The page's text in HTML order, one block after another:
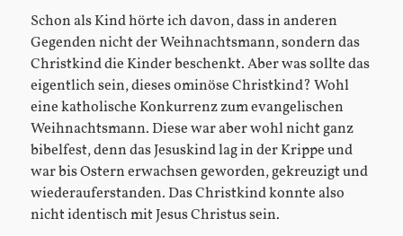
Schon als Kind hörte ich davon, dass in anderen
Gegenden nicht der Weihnachtsmann, sondern das
Christkind die Kinder beschenkt. Aber was sollte das
eigentlich sein, dieses ominöse Christkind? Wohl
eine katholische Konkurrenz zum evangelischen
Weihnachtsmann. Diese war aber wohl nicht ganz
bibelfest, denn das Jesuskind lag in der Krippe und
war bis Ostern erwachsen geworden, gekreuzigt und
wiederauferstanden. Das Christkind konnte also
nicht identisch mit Jesus Christus sein.